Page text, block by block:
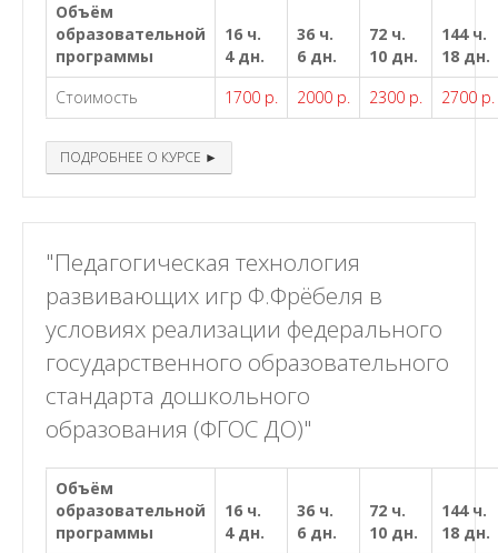
Объём
образовательной
программы
16 ч.
4 дн.
36 ч.
6 дн.
72 ч.
10 дн.
144 ч.
18 дн.
Стоимость
1700 р. 2000 р. 2300 р. 2700 р.
ПОДРОБНЕЕ О КУРСЕ ►
"Педагогическая технология
развивающих игр Ф.Фрёбеля в
условиях реализации федерального
государственного образовательного
стандарта дошкольного
образования (ФГОС ДО)"
Объём
образовательной
программы
16 ч.
4 дн.
36 ч.
6 дн.
72 ч.
10 дн.
144 ч.
18 дн.